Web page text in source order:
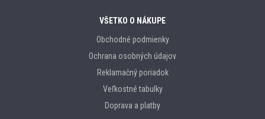
VŠETKO O NÁKUPE
Obchodné podmienky
Ochrana osobných údajov
Reklamačný poriadok
Veľkostné tabulky
Doprava a platby